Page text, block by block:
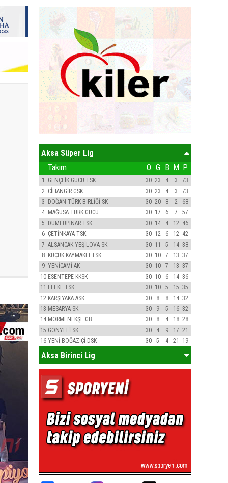
Aksa Süper Lig
Takım
O G B M P
1 GENÇLİK GÜCÜ TSK 30 23 4 3
73
2 CİHANGİR GSK 30 23 4 3
73
3 DOĞAN TÜRK BİRLİĞİ SK 30 20 8 2
68
4 MAĞUSA TÜRK GÜCÜ 30 17 6 7
57
5 DUMLUPINAR TSK 30 14 4 12 46
6 ÇETİNKAYA TSK 30 12 6 12 42
7 ALSANCAK YEŞİLOVA SK 30 11 5 14 38
8 KÜÇÜK KAYMAKLI TSK 30 10 7 13 37
9 YENİCAMİ AK 30 10 7 13 37
10 ESENTEPE KKSK 30 10 6 14 36
11 LEFKE TSK 30 10 5 15 35
12 KARŞIYAKA ASK 30 8 8 14 32
13 MESARYA SK 30 9 5 16 32
14 MORMENEKŞE GB 30 8 4 18 28
15 GÖNYELİ SK 30 4 9 17 21
16 YENİ BOĞAZİÇİ DSK 30 5 4 21 19
Aksa Birinci Lig